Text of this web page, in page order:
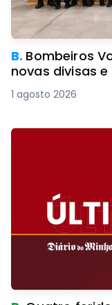
B. Bombeiros
novas divisas
1 agosto 2026